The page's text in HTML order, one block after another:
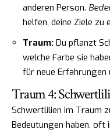
anderen Person.
helfen, deine Ziele zu
Traum: Du pflanzt
welche Farbe sie
für neue Erfahrungen
Traum 4:
Schwertlilien im Traum
Bedeutungen haben, oft